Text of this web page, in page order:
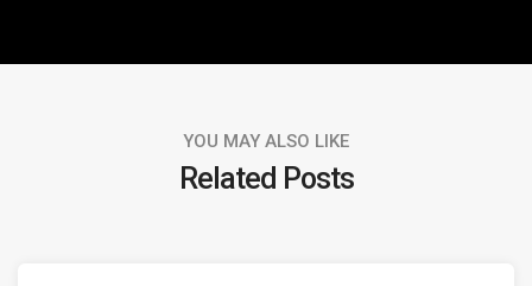
YOU MAY ALSO LIKE
Related Posts